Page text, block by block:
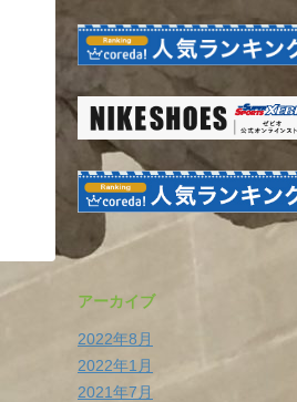
アーカイブ
2022年8月
2022年1月
2021年7月